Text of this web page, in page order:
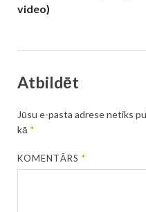
video)
Atbildēt
Jūsu e-pasta adrese netiks
kā *
KOMENTĀRS*